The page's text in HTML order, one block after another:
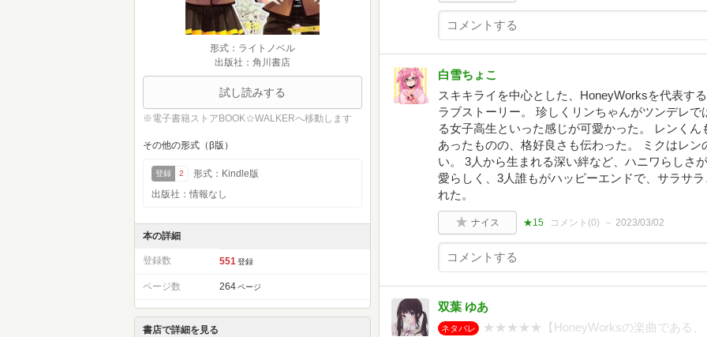
形式：ライトノベル
出版社：角川書店
試し読みする
※電子書籍ストアBOOK☆WALKERへ移動します
その他の形式（β版）
登録 2
形式：Kindle版
出版社：情報なし
本の詳細
登録数 551 登録
ページ数 264 ページ
書店で詳細を見る
白雪ちょこ
スキキライを中心とした、HoneyWorksを代表す
ラブストーリー。 珍しくリンちゃんがツンデレ
る女子高生といった感じが可愛かった。 レンく
あったものの、格好良さも伝わった。 ミクはレ
い。 3人から生まれる深い絆など、ハニワらしさ
愛らしく、3人誰もがハッピーエンドで、サラサ
れた。
ナイス ★15 コメント(0) 2023/03/02
双葉 ゆあ
ネタバレ
★★★★★【HoneyWorksの楽曲である、